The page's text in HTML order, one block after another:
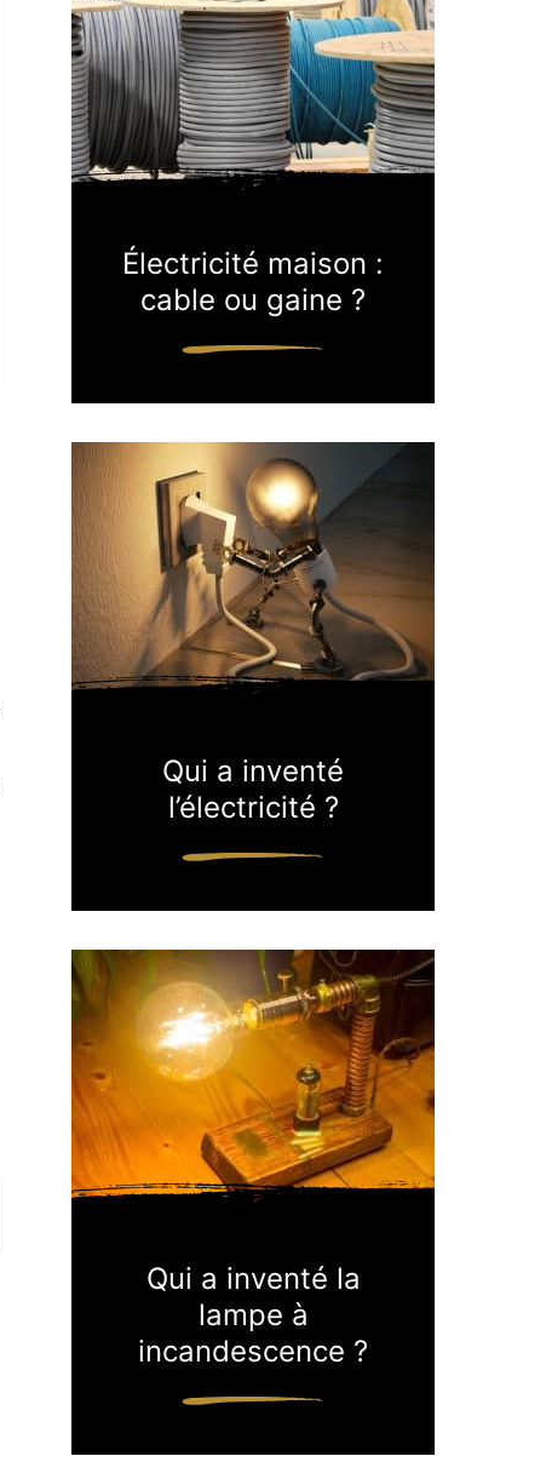
Électricité maison :
cable ou gaine ?
Qui a inventé
l’électricité ?
Qui a inventé la
lampe à
incandescence ?